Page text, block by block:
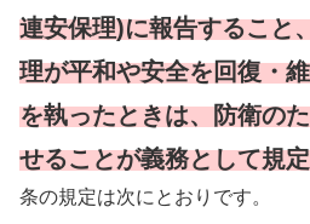
連安保理)に報告すること
理が平和や安全を回復・
を執ったときは、防衛の
せることが義務として規
条の規定は次にとおりです。